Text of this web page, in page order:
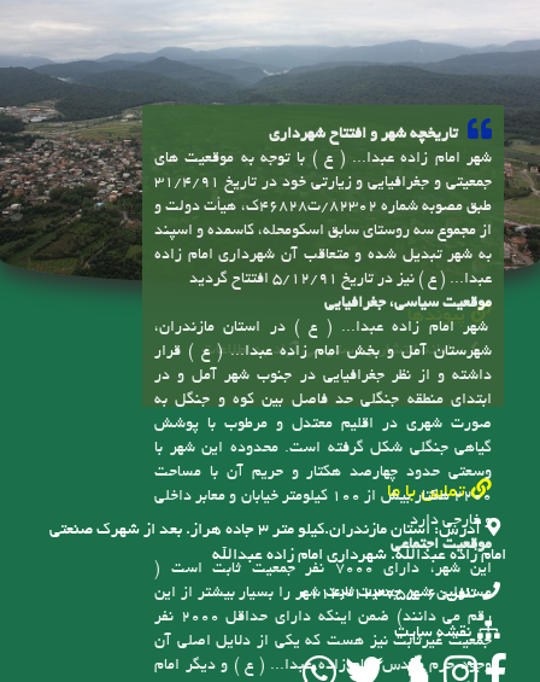
تاریخچه شهر و افتتاح شهرداری
شهر امام زاده عبدا... ( ع ) با توجه به موقعیت های
جمعیتی و جغرافیایی و زیارتی خود در تاریخ 31/4/91
طبق مصوبه شماره 82302/ت46828ک، هیأت دولت و
از مجموع سه روستای سابق اسکومحله، کاسمده و اسپند
به شهر تبدیل شده و متعاقب آن شهرداری امام زاده
عبدا... ( ع ) نیز در تاریخ 5/12/91 افتتاح گردید
شهر امام زاده عبدا... ( ع ) در استان مازندران،
شهرستان آمل و بخش امام زاده عبدا... ( ع ) قرار
داشته و از نظر جغرافیایی در جنوب شهر آمل و در
ابتدای منطقه جنگلی حد فاصل بین کوه و جنگل به
صورت شهری در اقلیم معتدل و مرطوب با پوشش
گیاهی جنگلی شکل گرفته است. محدوده این شهر با
وسعتی حدود چهارصد هکتار و حریم آن با مساحت
2200 هکتار بیش از 100 کیلومتر خیابان و معابر داخلی
موقعیت اجتماعی
این شهر، دارای 7000 نفر جمعیت ثابت است (
مسئولین شهر جمعیت ثابت شهر را بسیار بیشتر از این
جمعیت غیرثابت نیز هست که یکی از دلایل اصلی آن
وجود حرم مقدس امام زاده عبدا... ( ع ) و دیگر امام
زادگان است، این موضوع باعث رونق توریست مذهبی
این منطقه شده، که در استان مازندران زبانزد می باشد،
دلیل دیگر وجود جمعیت غیر ثابت قابل توجه در این
شهر، وجود شهرک صنعتی امام زاده عبدا... ( ع ) است
پیوندها
سامانه انتشار و دسترسی آزاد به اطلاعات
تماس با ما
آدرس:
استان مازندران.کیلو متر ۳ جاده هراز. بعد از شهرک صنعتی
امام زاده عبدالله. شهرداری امام زاده عبدالله
تلفن: 6-01143123755
نقشه سایت